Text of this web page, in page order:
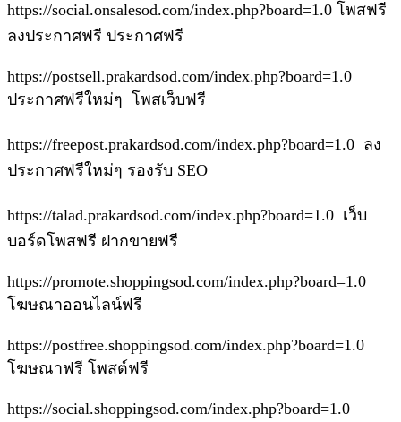
https://social.onsalesod.com/index.php?board=1.0 โพสฟรี
ลงประกาศฟรี ประกาศฟรี
https://postsell.prakardsod.com/index.php?board=1.0
ประกาศฟรีใหม่ๆ โพสเว็บฟรี
https://freepost.prakardsod.com/index.php?board=1.0 ลง
ประกาศฟรีใหม่ๆ รองรับ SEO
https://talad.prakardsod.com/index.php?board=1.0 เว็บ
บอร์ดโพสฟรี ฝากขายฟรี
https://promote.shoppingsod.com/index.php?board=1.0
โฆษณาออนไลน์ฟรี
https://postfree.shoppingsod.com/index.php?board=1.0
โฆษณาฟรี โพสต์ฟรี
https://social.shoppingsod.com/index.php?board=1.0